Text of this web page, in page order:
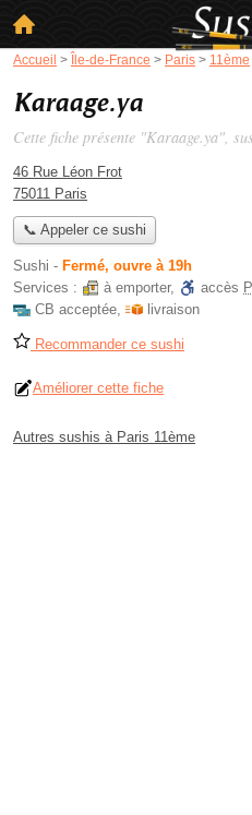
Accueil > Île-de-France > Paris > 11ème
Karaage.ya
Cette fiche présente "Karaage.ya",
46 Rue Léon Frot
75011 Paris
📞 Appeler ce sushi
Sushi - Fermé, ouvre à 19h
Services :
à emporter, accès
CB acceptée, livraison
Recommander ce sushi
Améliorer cette fiche
Autres sushis à Paris 11ème